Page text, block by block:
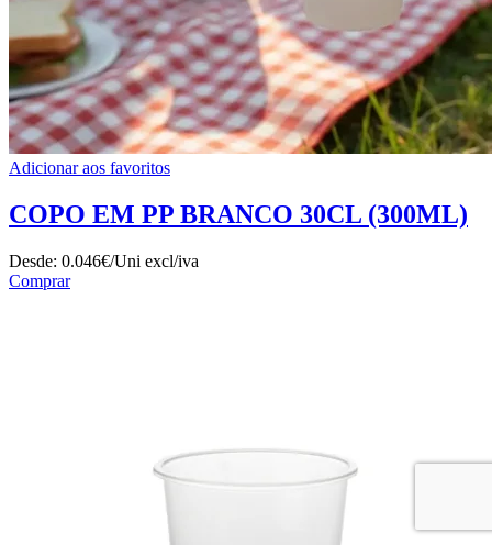
Adicionar aos favoritos
COPO EM PP BRANCO 30CL (300ML)
Desde: 0.046€/Uni excl/iva
Comprar